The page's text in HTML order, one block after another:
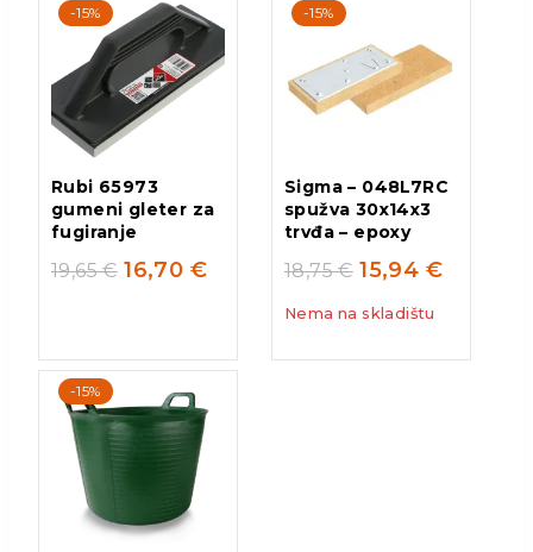
-15%
Rubi 65973
gumeni gleter za
fugiranje
19,65€ 16,70 €
-15%
Sigma – 048L7RC
spužva 30x14x3
trvđa – epoxy
18,75€ 15,94 €
Nema na skladištu
-15%